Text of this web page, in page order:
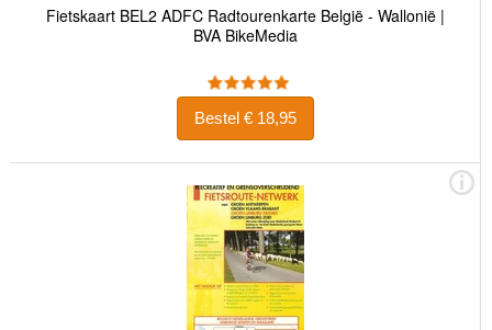
Fietskaart BEL2 ADFC Radtourenkarte België - Wallonië |
BVA BikeMedia
Bestel € 18,95